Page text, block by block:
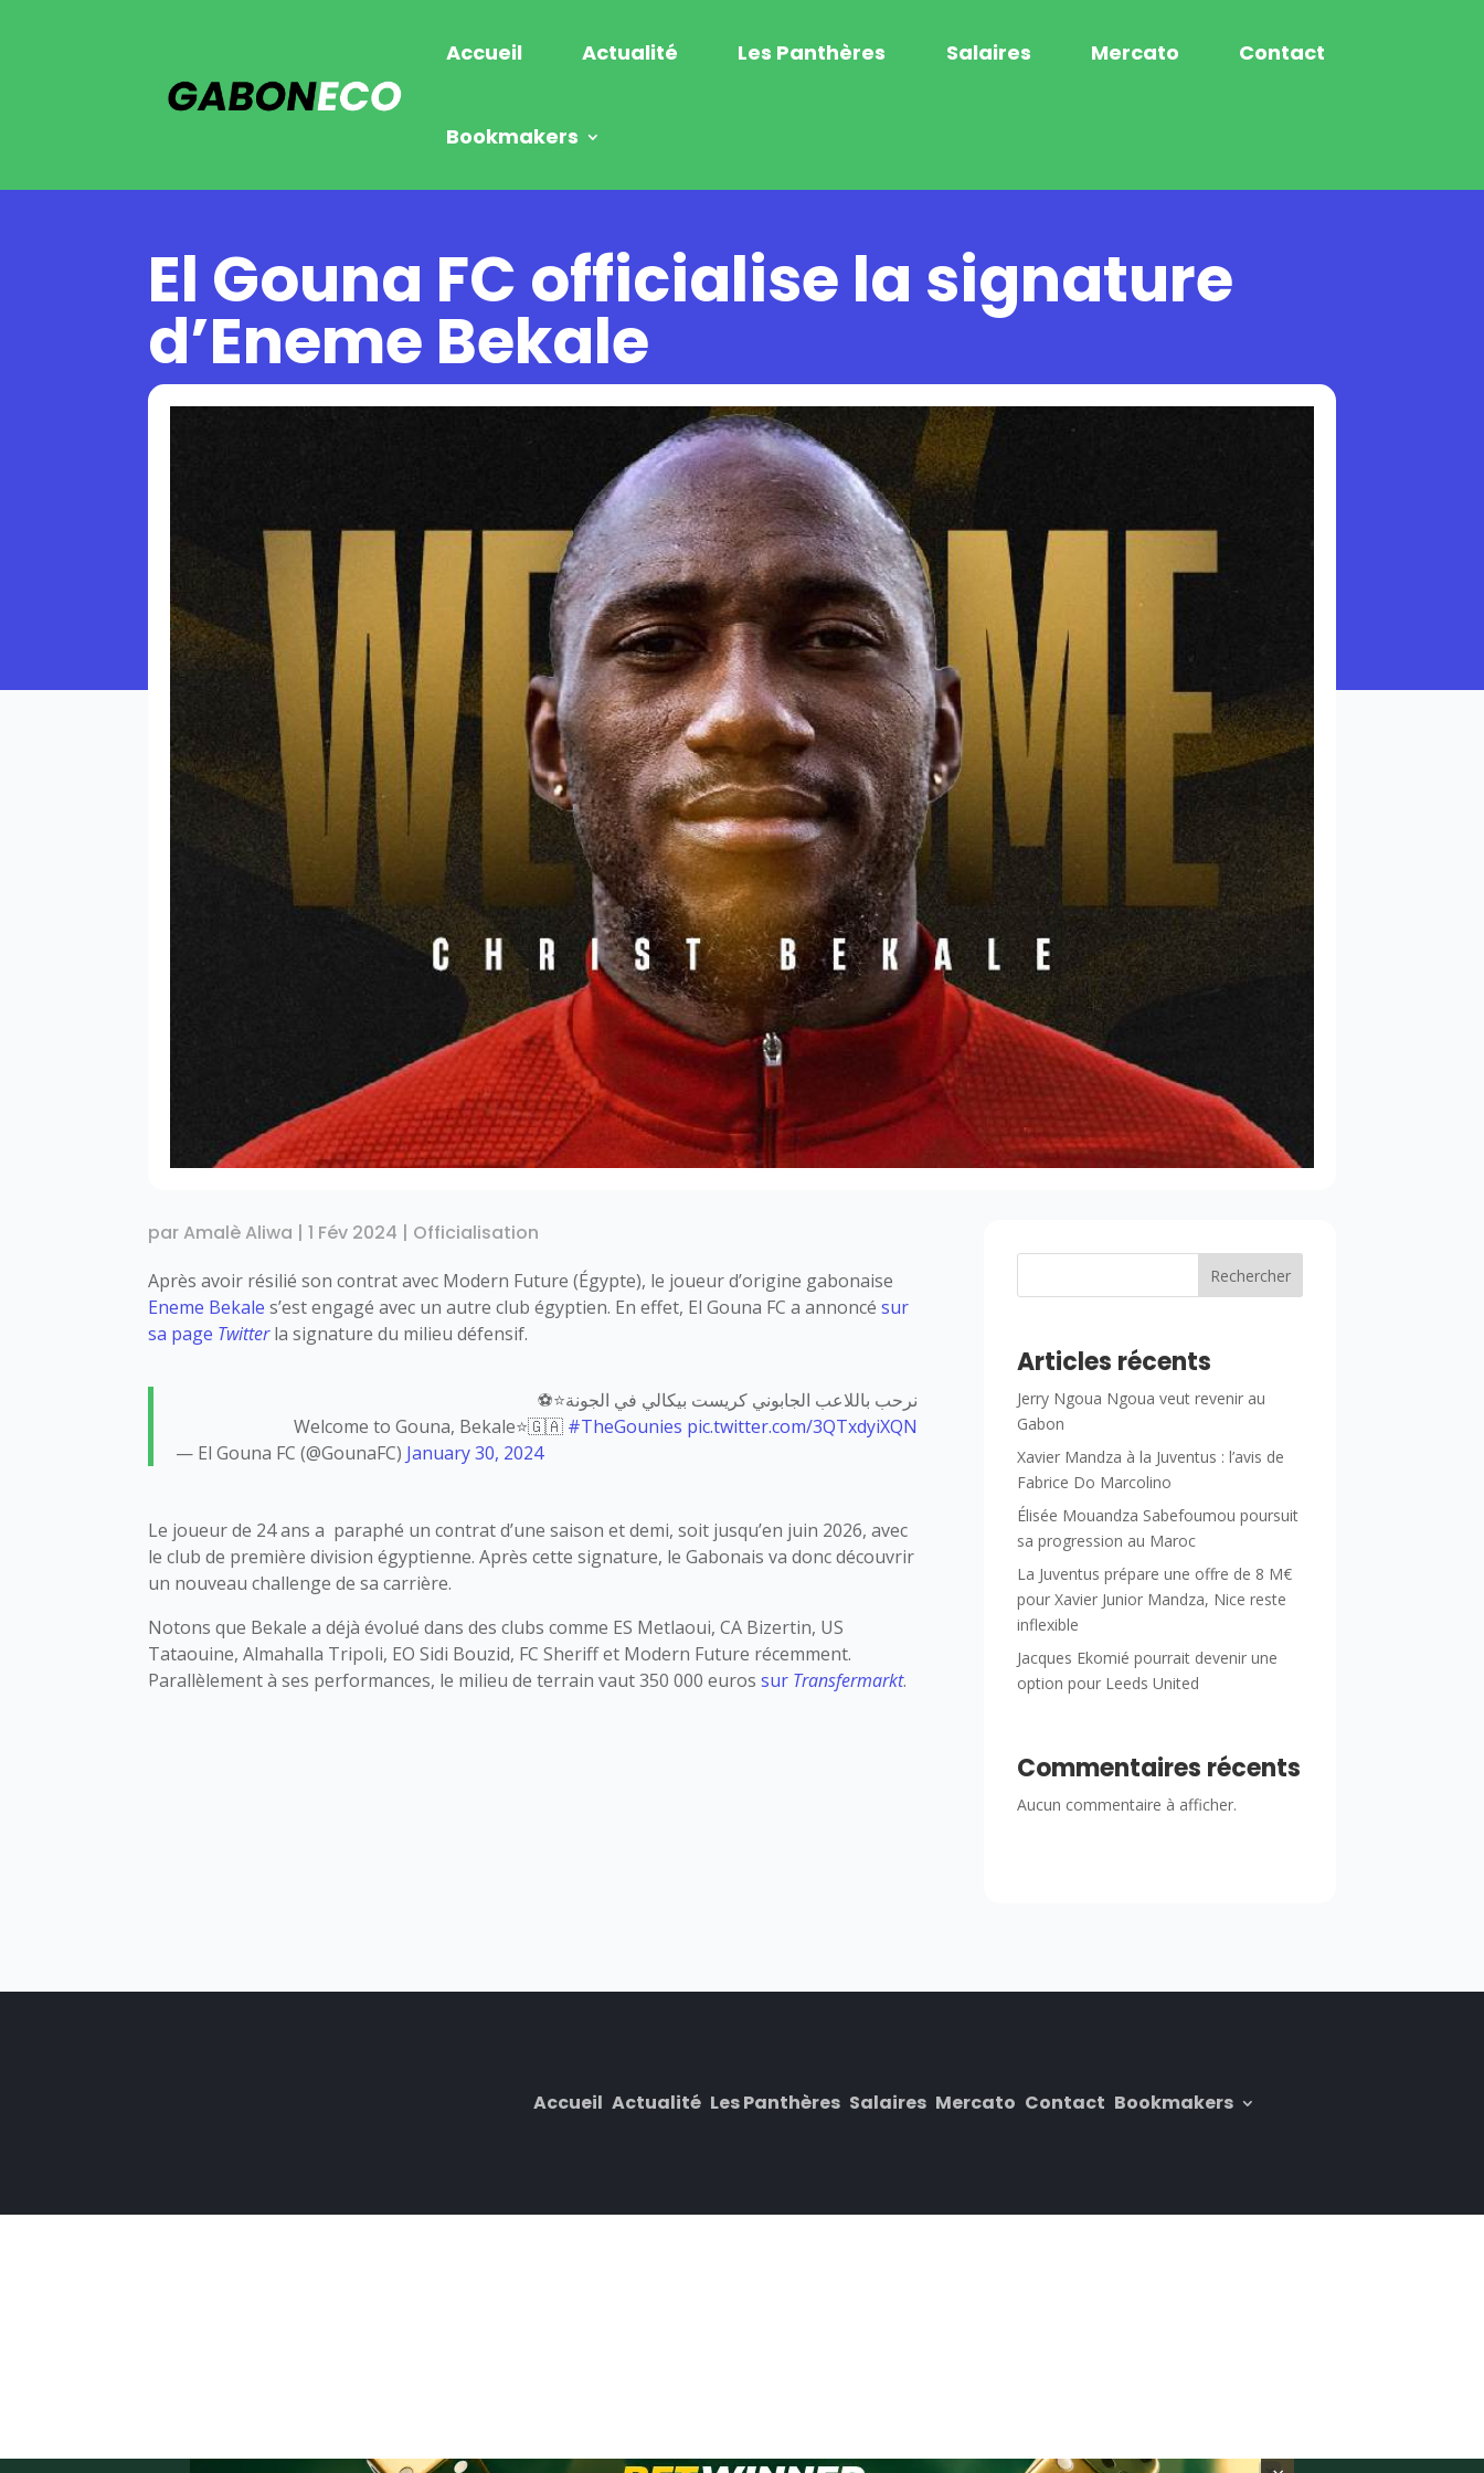
Accueil Actualité Les Panthères Salaires Mercato Contact
Bookmakers
El Gouna FC officialise la signature
d’Eneme Bekale
parAmalè Aliwa |1 Fév 2024 | Officialisation
Après avoir résilié son contrat avec Modern Future (Égypte), le joueur d’origine gabonaise
Eneme Bekale s’est engagé avec un autre club égyptien. En effet, El Gouna FC a annoncésur
sa page Twitterla signature du milieu défensif.
نرحب باللاعب الجابوني كريست بيكالي في الجونة⭐️⚽️
Welcome to Gouna, Bekale⭐️🇬🇦 #TheGounies pic.twitter.com/3QTxdyiXQN
— El Gouna FC (@GounaFC) January 30, 2024
Le joueur de 24 ans a paraphé un contrat d’une saison et demi, soit jusqu’en juin 2026, avec
le club de première division égyptienne. Après cette signature, le Gabonais va donc découvrir
un nouveau challenge de sa carrière.
Notons que Bekale a déjà évolué dans des clubs comme ES Metlaoui, CA Bizertin, US
Tataouine, Almahalla Tripoli, EO Sidi Bouzid, FC Sheriff et Modern Future récemment.
Parallèlement à ses performances, le milieu de terrain vaut 350 000 eurossur Transfermarkt.
Rechercher
Articles récents
Jerry Ngoua Ngoua veut revenir au
Gabon
Xavier Mandza à la Juventus : l’avis de
Fabrice Do Marcolino
Élisée Mouandza Sabefoumou poursuit
sa progression au Maroc
La Juventus prépare une offre de 8 M€
pour Xavier Junior Mandza, Nice reste
inflexible
Jacques Ekomié pourrait devenir une
option pour Leeds United
Commentaires récents
Aucun commentaire à afficher.
Accueil Actualité Les Panthères Salaires Mercato Contact Bookmakers